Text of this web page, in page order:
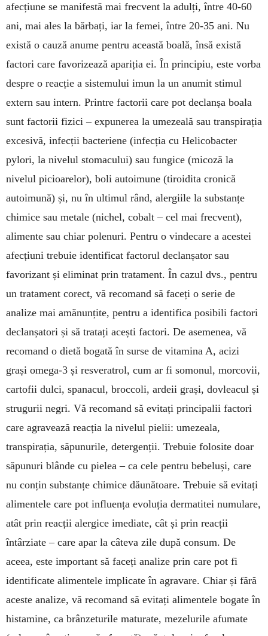
afecțiune se manifestă mai frecvent la adulți, între 40-60
ani, mai ales la bărbați, iar la femei, între 20-35 ani. Nu
există o cauză anume pentru această boală, însă există
factori care favorizează apariția ei. În principiu, este vorba
despre o reacție a sistemului imun la un anumit stimul
extern sau intern. Printre factorii care pot declanșa boala
sunt factorii fizici – expunerea la umezeală sau transpirația
excesivă, infecții bacteriene (infecția cu Helicobacter
pylori, la nivelul stomacului) sau fungice (micoză la
nivelul picioarelor), boli autoimune (tiroidita cronică
autoimună) și, nu în ultimul rând, alergiile la substanțe
chimice sau metale (nichel, cobalt – cel mai frecvent),
alimente sau chiar polenuri. Pentru o vindecare a acestei
afecțiuni trebuie identificat factorul declanșator sau
favorizant și eliminat prin tratament. În cazul dvs., pentru
un tratament corect, vă recomand să faceți o serie de
analize mai amănunțite, pentru a identifica posibili factori
declanșatori și să tratați acești factori. De asemenea, vă
recomand o dietă bogată în surse de vitamina A, acizi
grași omega-3 și resveratrol, cum ar fi somonul, morcovii,
cartofii dulci, spanacul, broccoli, ardeii grași, dovleacul și
strugurii negri. Vă recomand să evitați prin­cipalii factori
care agravează reacția la nivelul pielii: umezeala,
transpirația, săpunurile, detergenții. Trebuie folosite doar
săpunuri blânde cu pielea – ca cele pentru bebeluși, care
nu conțin substanțe chimice dăunătoare. Trebuie să evitați
alimentele care pot influența evoluția dermatitei numulare,
atât prin reacții alergice imediate, cât și prin reacții
întârziate – care apar la câteva zile după consum. De
aceea, este important să faceți analize prin care pot fi
identificate alimentele implicate în agravare. Chiar și fără
aceste analize, vă recomand să evitați alimentele bogate în
histamine, ca brânzeturile maturate, mezelurile afumate